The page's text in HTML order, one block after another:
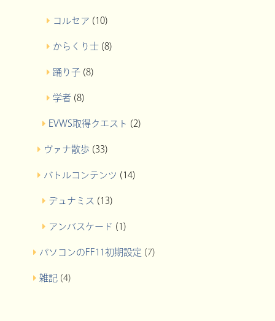
コルセア (10)
からくり士 (8)
踊り子 (8)
学者 (8)
EVWS取得クエスト (2)
ヴァナ散歩 (33)
バトルコンテンツ (14)
デュナミス (13)
アンバスケード (1)
パソコンのFF11初期設定 (7)
雑記 (4)